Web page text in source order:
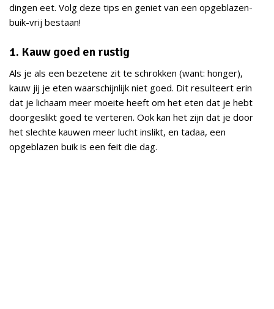
dingen eet. Volg deze tips en geniet van een opgeblazen-
buik-vrij bestaan!
1. Kauw goed en rustig
Als je als een bezetene zit te schrokken (want: honger),
kauw jij je eten waarschijnlijk niet goed. Dit resulteert erin
dat je lichaam meer moeite heeft om het eten dat je hebt
doorgeslikt goed te verteren. Ook kan het zijn dat je door
het slechte kauwen meer lucht inslikt, en tadaa, een
opgeblazen buik is een feit die dag.